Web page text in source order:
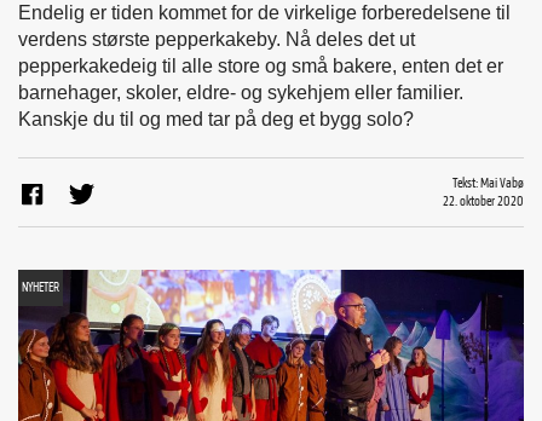
Endelig er tiden kommet for de virkelige forberedelsene til
verdens største pepperkakeby. Nå deles det ut
pepperkakedeig til alle store og små bakere, enten det er
barnehager, skoler, eldre- og sykehjem eller familier.
Kanskje du til og med tar på deg et bygg solo?
Tekst: Mai Vabø
22. oktober 2020
NYHETER